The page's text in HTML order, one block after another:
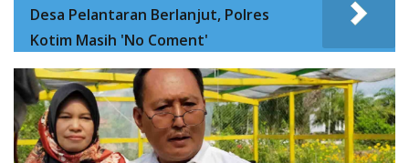
Desa Pelantaran Berlanjut, Polres
Kotim Masih 'No Coment'